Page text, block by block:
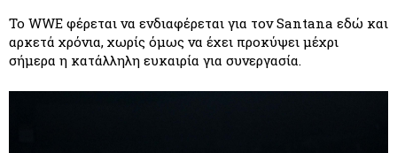
Το WWE φέρεται να ενδιαφέρεται για τον Santana εδώ και
αρκετά χρόνια, χωρίς όμως να έχει προκύψει μέχρι
σήμερα η κατάλληλη ευκαιρία για συνεργασία.